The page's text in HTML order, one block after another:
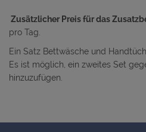
Zusätzlicher Preis für das
pro Tag.
Ein Satz Bettwäsche und
Es ist möglich, ein zweites Set
hinzuzufügen.